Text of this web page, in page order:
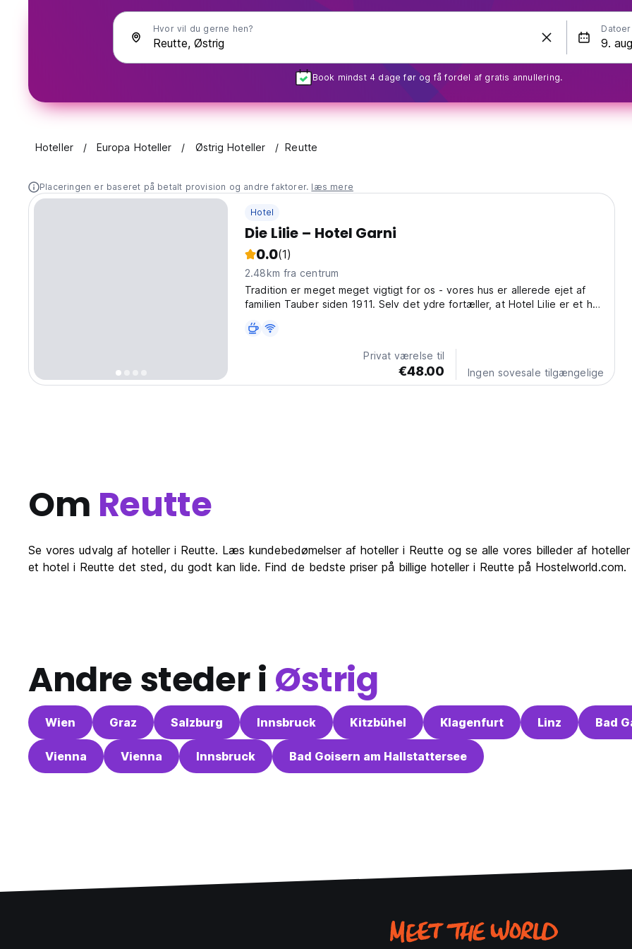
Hvor vil du gerne hen? Datoer
Book mindst 4 dage før og få fordel af gratis annullering.
Hoteller Europa Hoteller Østrig Hoteller Reutte
Placeringen er baseret på betalt provision og andre faktorer. læs mere
Hotel
Die Lilie – Hotel Garni
0.0(1)
2.48km fra centrum
Tradition er meget meget vigtigt for os - vores hus er allerede ejet af
familien Tauber siden 1911. Selv det ydre fortæller, at Hotel Lilie er et hus
kontakter til deres gæster højt. Med...
Privat værelse til
€48.00 Ingen sovesale tilgængelige
Om Reutte
Se vores udvalg af hoteller i Reutte. Læs kundebedømelser af hoteller i Reutte og se alle vores billeder af
et hotel i Reutte det sted, du godt kan lide. Find de bedste priser på billige hoteller i Reutte på Hostelworld.com.
Andre steder iØstrig
Wien Graz Salzburg Innsbruck Kitzbühel Klagenfurt Linz Bad
Vienna Vienna Innsbruck Bad Goisern am Hallstattersee